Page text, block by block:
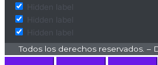
Hidden label
Hidden label
Hidden label
Todos los derechos reservados. –